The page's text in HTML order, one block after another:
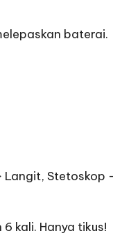
baterai.
Stetoskop
kali. Hanya tikus!